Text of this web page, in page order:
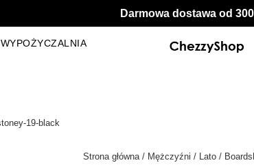
Darmowa dostawa od 300
WYPOŻYCZALNIA
Strona główna/ Mężczyźni / Lato /